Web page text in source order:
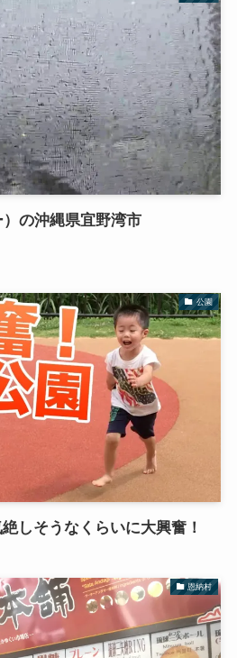
の沖縄県宜野湾市
公園
しそうなくらいに大興奮！
恩納村